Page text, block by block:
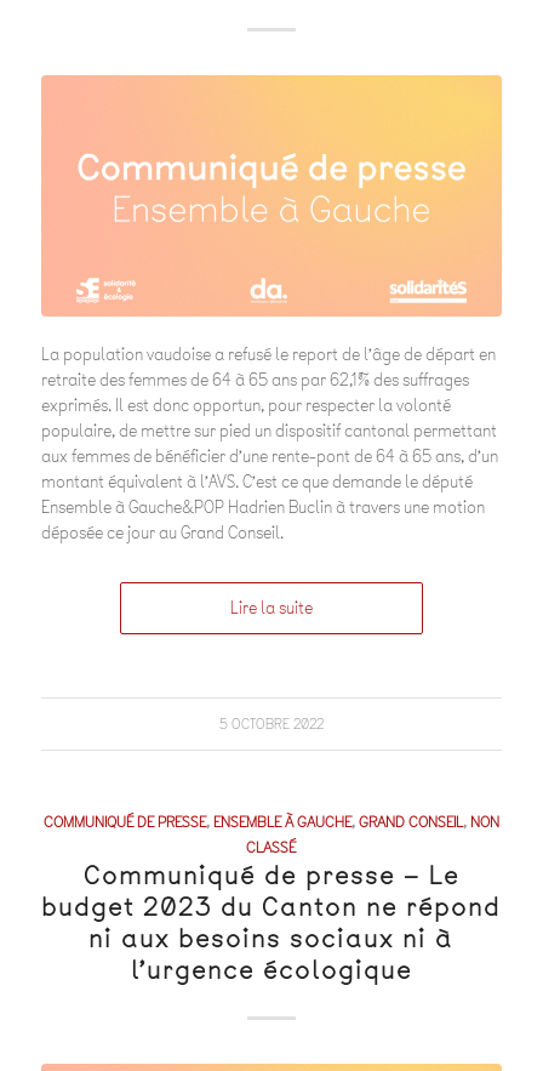
La population vaudoise a refusé le report de l’âge de départ en
retraite des femmes de 64 à 65 ans par 62,1% des suffrages
exprimés. Il est donc opportun, pour respecter la volonté
populaire, de mettre sur pied un dispositif cantonal permettant
aux femmes de bénéficier d’une rente-pont de 64 à 65 ans, d’un
montant équivalent à l’AVS. C’est ce que demande le député
Ensemble à Gauche&POP Hadrien Buclin à travers une motion
déposée ce jour au Grand Conseil.
Lire la suite
5 OCTOBRE 2022
COMMUNIQUÉ DE PRESSE,ENSEMBLE À GAUCHE,GRAND CONSEIL, NON
CLASSÉ
Communiqué de presse – Le
budget 2023 du Canton ne répond
ni aux besoins sociaux ni à
l’urgence écologique